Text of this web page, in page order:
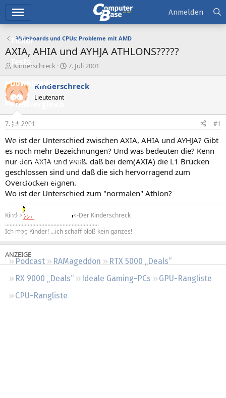
Ticker
Tests
Downloads
Preisvergleich
Forum
Aktuelles
Empfohlene Inhalte
Neue Beiträge
Neueste Aktivitäten
Leserartikel
Regeln
Podcast RAMageddon
RTX 5000 „Deals“
RX 9000 „Deals“
Ideale Gaming-PCs
GPU-Rangliste
CPU-Rangliste
Anmelden
Mainboards und CPUs: Probleme mit AMD
AXIA, AHIA und AYHJA ATHLONS?????
E
s
t
e
e
r
Kinderschreck
E
s
t
a
m
7. Juli 2001
Kinderschreck
Lieutenant
7. Juli 2001 #1
Wo ist der Unterschied zwischen AXIA, AHIA und AYHJA? Gibt
es noch mehr Bezeichnungen? Und was bedeuten die? Kenn
nur den AXIA und weiß. daß bei dem(AXIA) die L1 Brücken
geschlossen sind und daß die sich hervorragend zum
Overclocken eignen.
Wo ist der Unterschied zum "normalen" Athlon?
Kind->
<-Der Kinderschreck
..............................................................
Ich mag Kinder! ...ich schaff bloß kein ganzes!